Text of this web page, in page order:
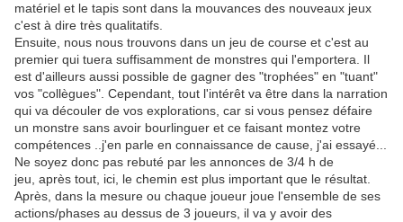
matériel et le tapis sont dans la mouvances des nouveaux jeux
c'est à dire très qualitatifs.
Ensuite, nous nous trouvons dans un jeu de course et c'est au
premier qui tuera suffisamment de monstres qui l'emportera. Il
est d'ailleurs aussi possible de gagner des "trophées" en "tuant"
vos "collègues". Cependant, tout l'intérêt va être dans la narration
qui va découler de vos explorations, car si vous pensez défaire
un monstre sans avoir bourlinguer et ce faisant montez votre
compétences ..j'en parle en connaissance de cause, j'ai essayé...
Ne soyez donc pas rebuté par les annonces de 3/4 h de
jeu, après tout, ici, le chemin est plus important que le résultat.
Après, dans la mesure ou chaque joueur joue l'ensemble de ses
actions/phases au dessus de 3 joueurs, il va y avoir des